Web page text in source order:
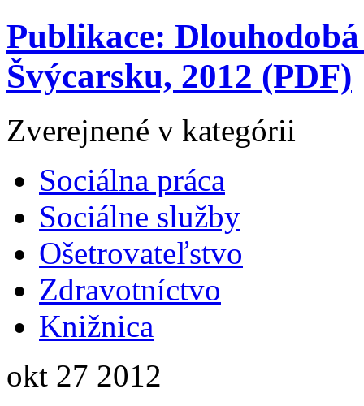
Publikace:
Švýcarsku, 2012 (PDF)
Zverejnené v kategórii
Sociálna práca
Sociálne služby
Ošetrovateľstvo
Zdravotníctvo
Knižnica
okt 27 2012